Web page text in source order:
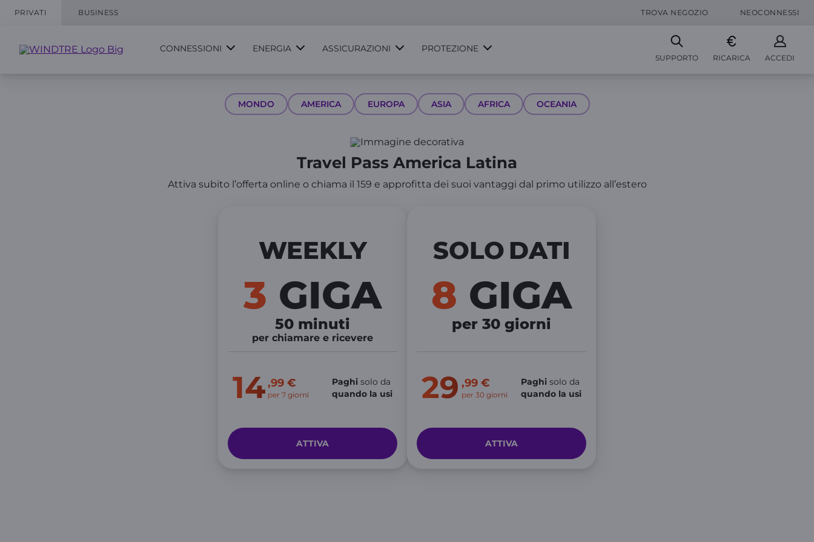
PRIVATI BUSINESS TROVA NEGOZIO NEOCONNESSI
CONNESSIONI ENERGIA ASSICURAZIONI PROTEZIONE
SUPPORTO RICARICA ACCEDI
MONDO AMERICA EUROPA ASIA AFRICA OCEANIA
Travel Pass America Latina
Attiva subito l’offerta online o chiama il 159 e approfitta dei suoi vantaggi dal primo utilizzo all’estero
WEEKLY
3 GIGA
50 minuti
per chiamare e ricevere
14,99 €
per 7 giorni
Paghi solo da
quando la usi
ATTIVA
SOLO DATI
8 GIGA
per 30 giorni
29 ,99 €
per 30 giorni
Paghi solo da
quando la usi
ATTIVA